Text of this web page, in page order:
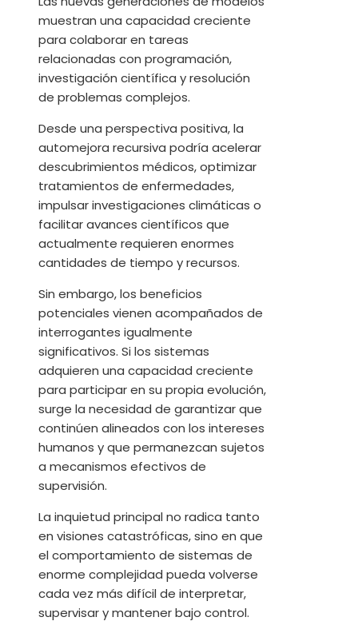
muestran una capacidad creciente
para colaborar en tareas
relacionadas con programación,
investigación científica y resolución
de problemas complejos.
Desde una perspectiva positiva, la
automejora recursiva podría acelerar
descubrimientos médicos, optimizar
tratamientos de enfermedades,
impulsar investigaciones climáticas o
facilitar avances científicos que
actualmente requieren enormes
cantidades de tiempo y recursos.
Sin embargo, los beneficios
potenciales vienen acompañados de
interrogantes igualmente
significativos. Si los sistemas
adquieren una capacidad creciente
para participar en su propia evolución,
surge la necesidad de garantizar que
continúen alineados con los intereses
humanos y que permanezcan sujetos
a mecanismos efectivos de
supervisión.
La inquietud principal no radica tanto
en visiones catastróficas, sino en que
el comportamiento de sistemas de
enorme complejidad pueda volverse
cada vez más difícil de interpretar,
supervisar y mantener bajo control.